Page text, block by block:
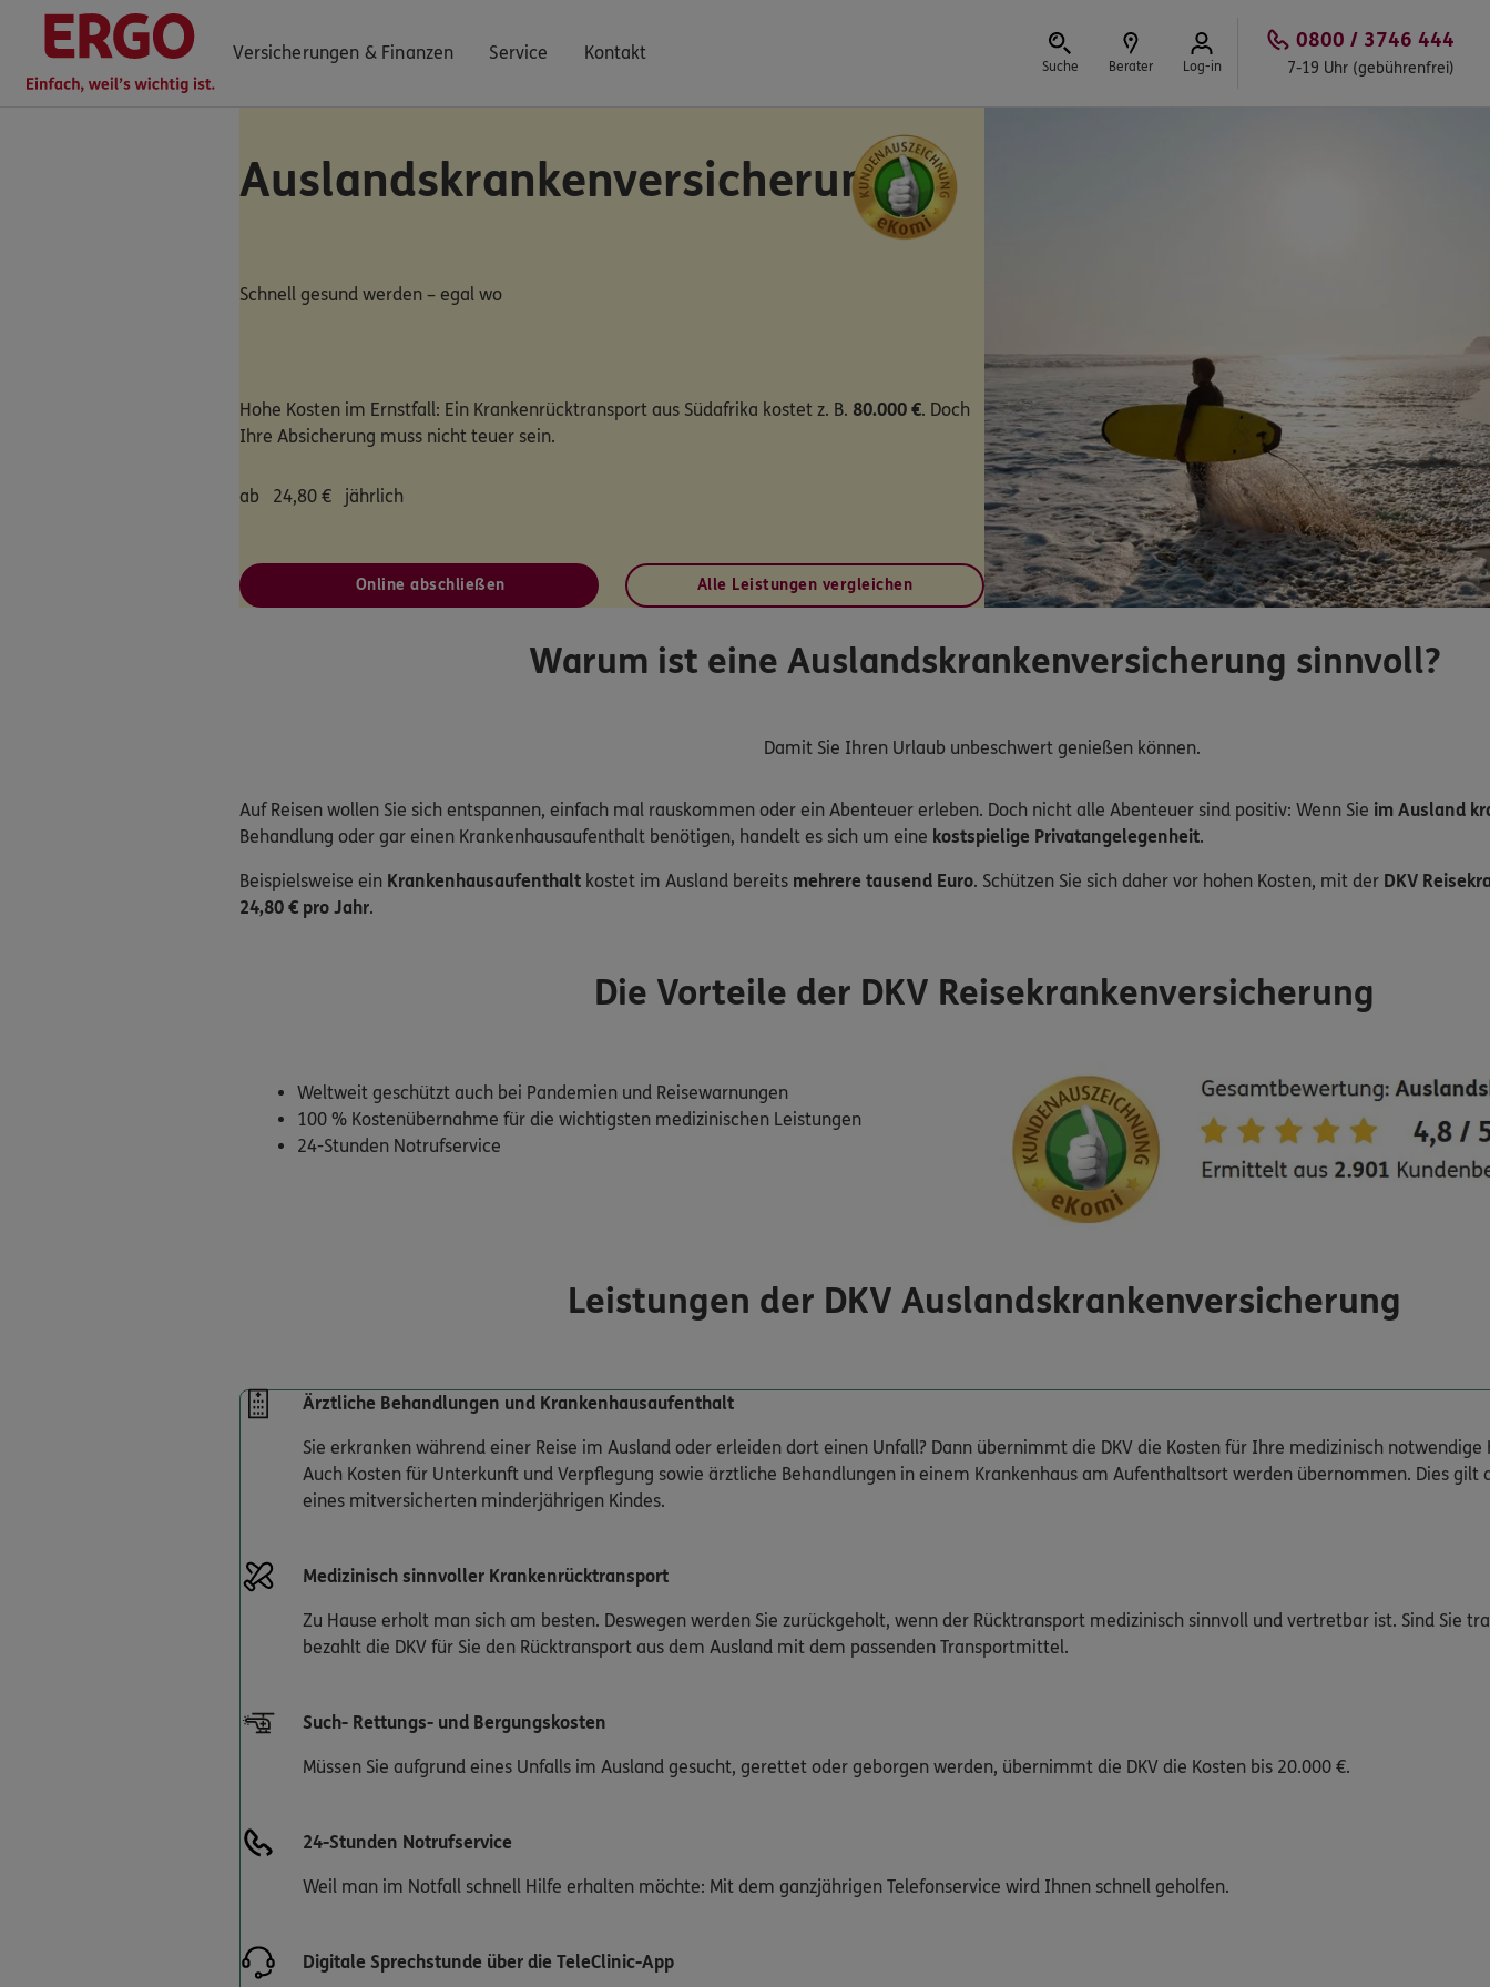
Versicherungen & Finanzen Service Kontakt
Suche Berater Log-in
0800 / 3746 444
7-19 Uhr (gebührenfrei)
ERGO Berater finden
Auslandskrankenversicherung
Schnell gesund werden – egal wo
Hohe Kosten im Ernstfall: Ein Krankenrücktransport aus Südafrika kostet z. B. 80.000 €. Doch
Ihre Absicherung muss nicht teuer sein.
ab 24,80 € jährlich
Online abschließen Alle Leistungen vergleichen
Warum ist eine Auslandskrankenversicherung sinnvoll?
Damit Sie Ihren Urlaub unbeschwert genießen können.
Auf Reisen wollen Sie sich entspannen, einfach mal rauskommen oder ein Abenteuer erleben. Doch nicht alle Abenteuer sind positiv: Wenn Sie im Ausland
Behandlung oder gar einen Krankenhausaufenthalt benötigen, handelt es sich um eine kostspielige Privatangelegenheit.
Beispielsweise ein Krankenhausaufenthalt kostet im Ausland bereits mehrere tausend Euro. Schützen Sie sich daher vor hohen Kosten, mit der DKV
24,80 € pro Jahr.
Die Vorteile der DKV Reisekrankenversicherung
Weltweit geschützt auch bei Pandemien und Reisewarnungen
100 % Kostenübernahme für die wichtigsten medizinischen Leistungen
24-Stunden Notrufservice
Leistungen der DKV Auslandskrankenversicherung
Ärztliche Behandlungen und Krankenhausaufenthalt
Sie erkranken während einer Reise im Ausland oder erleiden dort einen Unfall? Dann übernimmt die DKV die Kosten für Ihre medizinisch
Auch Kosten für Unterkunft und Verpflegung sowie ärztliche Behandlungen in einem Krankenhaus am Aufenthaltsort werden übernommen. Dies gilt
eines mitversicherten minderjährigen Kindes.
Medizinisch sinnvoller Krankenrücktransport
Zu Hause erholt man sich am besten. Deswegen werden Sie zurückgeholt, wenn der Rücktransport medizinisch sinnvoll und vertretbar ist. Sind Sie
bezahlt die DKV für Sie den Rücktransport aus dem Ausland mit dem passenden Transportmittel.
Such- Rettungs- und Bergungskosten
Müssen Sie aufgrund eines Unfalls im Ausland gesucht, gerettet oder geborgen werden, übernimmt die DKV die Kosten bis 20.000 €.
24-Stunden Notrufservice
Weil man im Notfall schnell Hilfe erhalten möchte: Mit dem ganzjährigen Telefonservice wird Ihnen schnell geholfen.
Digitale Sprechstunde über die TeleClinic-App